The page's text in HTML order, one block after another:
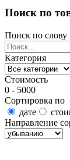
Поиск по
Поиск по слову
Категория
Стоимость
0 - 5000
Сортировка по
дате
Направление